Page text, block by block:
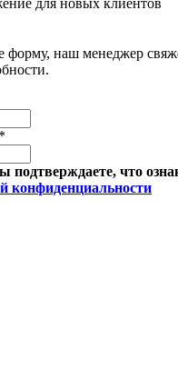
для новых клиентов
форму, наш менеджер
подтверждаете, что
конфиденциальности